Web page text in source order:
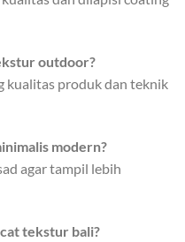
outdoor?
kualitas produk dan teknik
modern?
agar tampil lebih
tekstur bali?